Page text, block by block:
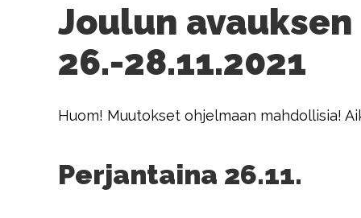
Joulun
26.-28.11.2021
Huom! Muutokset ohjelmaan mahdollisia!
Perjantaina 26.11.